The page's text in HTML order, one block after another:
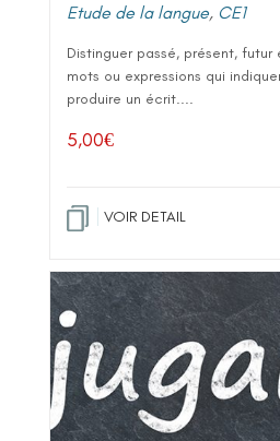
Etude de la langue, CE1
Distinguer passé, présent, futur
mots ou expressions qui
produire un écrit....
5,00€
VOIR DETAIL